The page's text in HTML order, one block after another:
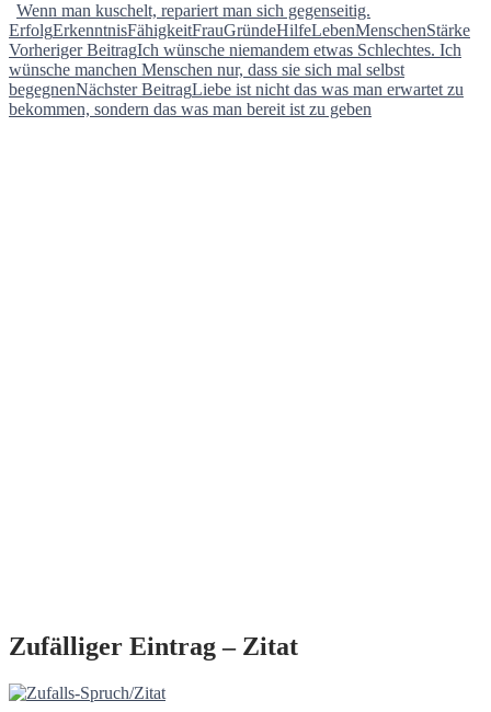
Wenn man kuschelt, repariert man sich gegenseitig.
ErfolgErkenntnisFähigkeitFrauGründeHilfeLebenMenschenStärke
Beitragsnavigation
Vorheriger BeitragIch wünsche niemandem etwas Schlechtes. Ich
wünsche manchen Menschen nur, dass sie sich mal selbst
begegnenNächster BeitragLiebe ist nicht das was man erwartet zu
bekommen, sondern das was man bereit ist zu geben
Zufälliger Eintrag – Zitat